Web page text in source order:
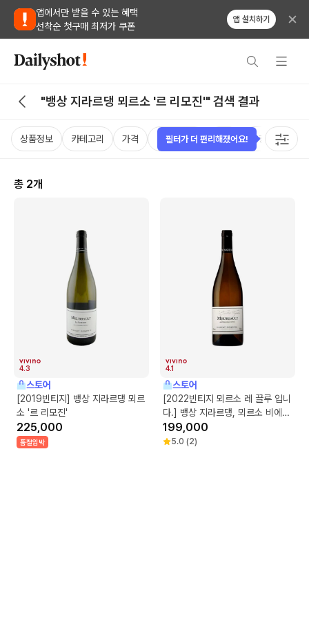
앱에서만 받을 수 있는 혜택
선착순 첫구매 최저가 쿠폰
앱 설치하기
"뱅상 지라르댕 뫼르소 '르 리모진'" 검색 결과
상품정보 카테고리 가격 비비노점수 국가 용량 케이스
총 2개
4.3
스토어
[2019빈티지] 뱅상 지라르댕 뫼르
소 '르 리모진'
225,000
품절임박
4.1
스토어
[2022빈티지 뫼르소 레 끌루 입니
다.] 뱅상 지라르댕, 뫼르소 비에이
비뉴
199,000
5.0 (2)
필터가 더 편리해졌어요!